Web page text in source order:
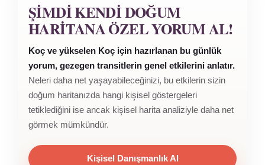
ŞIMDI KENDI DOĞUM
HARITANA ÖZEL YORUM AL!
Koç ve yükselen Koç için hazırlanan bu günlük
yorum, gezegen transitlerin genel etkilerini anlatır.
Neleri daha net yaşayabileceğinizi, bu etkilerin sizin
doğum haritanızda hangi kişisel göstergeleri
tetiklediğini ise ancak kişisel harita analiziyle daha net
görmek mümkündür.
Kişisel Danışmanlık Al